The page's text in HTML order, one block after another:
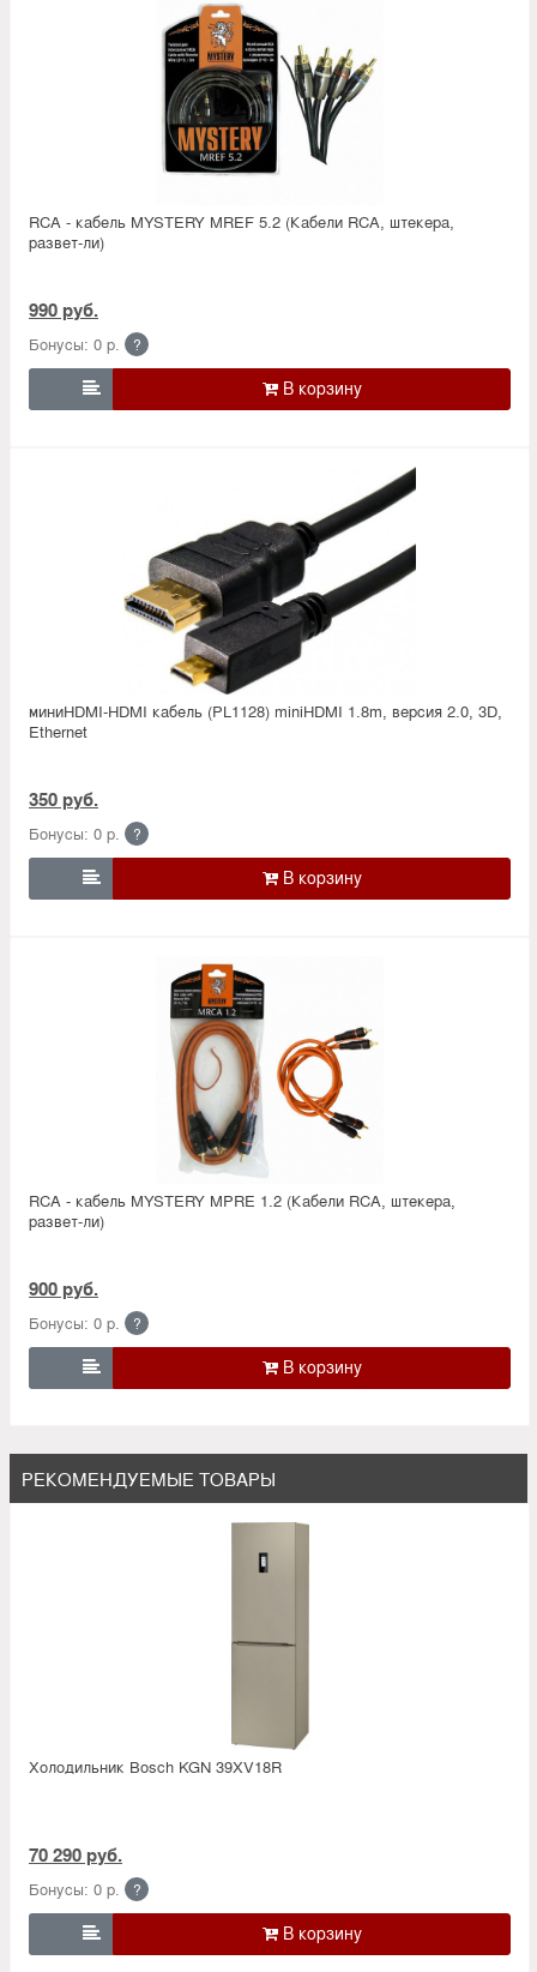
RCA - кабель MYSTERY MREF 5.2 (Кабели RCA, штекера,
развет-ли)
990 руб.
Бонусы: 0 р. ?

миниHDMI-HDMI кабель (PL1128) miniHDMI 1.8m, версия 2.0, 3D,
Ethernet
350 руб.
Бонусы: 0 р. ?

RCA - кабель MYSTERY MPRE 1.2 (Кабели RCA, штекера,
развет-ли)
900 руб.
Бонусы: 0 р. ?

РЕКОМЕНДУЕМЫЕ ТОВАРЫ
Холодильник Bosсh KGN 39XV18R
70 290 руб.
Бонусы: 0 р. ?
